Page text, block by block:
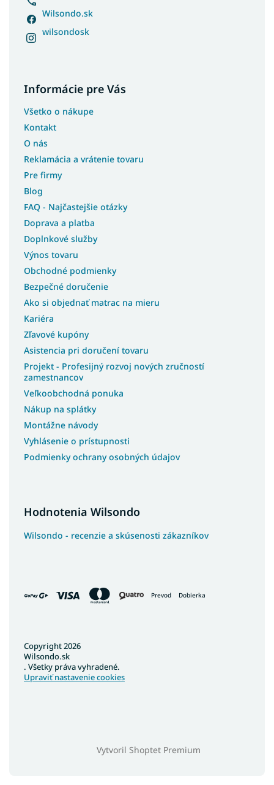
Wilsondo.sk
wilsondosk
Informácie pre Vás
Všetko o nákupe
Kontakt
O nás
Reklamácia a vrátenie tovaru
Pre firmy
Blog
FAQ - Najčastejšie otázky
Doprava a platba
Doplnkové služby
Výnos tovaru
Obchodné podmienky
Bezpečné doručenie
Ako si objednať matrac na mieru
Kariéra
Zľavové kupóny
Asistencia pri doručení tovaru
Projekt - Profesijný rozvoj nových zručností
zamestnancov
Veľkoobchodná ponuka
Nákup na splátky
Montážne návody
Vyhlásenie o prístupnosti
Podmienky ochrany osobných údajov
Hodnotenia Wilsondo
Wilsondo - recenzie a skúsenosti zákazníkov
Prevod Dobierka
Vytvoril Shoptet Premium
Copyright 2026
Wilsondo.sk
. Všetky práva vyhradené.
Upraviť nastavenie cookies